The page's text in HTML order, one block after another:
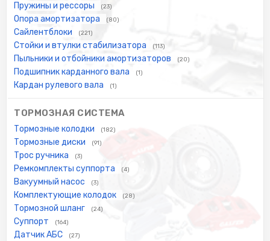
Пружины и рессоры (23)
Опора амортизатора (80)
Сайлентблоки (221)
Стойки и втулки стабилизатора (113)
Пыльники и отбойники амортизаторов (20)
Подшипник карданного вала (1)
Кардан рулевого вала (1)
ТОРМОЗНАЯ СИСТЕМА
Тормозные колодки (182)
Тормозные диски (91)
Трос ручника (3)
Ремкомплекты суппорта (4)
Вакуумный насос (3)
Комплектующие колодок (28)
Тормозной шланг (24)
Суппорт (164)
Датчик АБС (27)